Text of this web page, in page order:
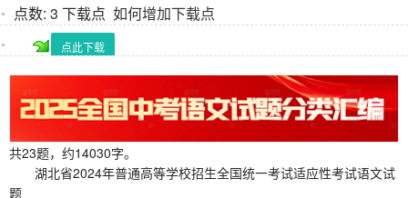
点数: 3 下载点 如何增加下载点
点此下载
共23题，约14030字。
湖北省2024年普通高等学校招生全国统一考试适应性考试语文试
题